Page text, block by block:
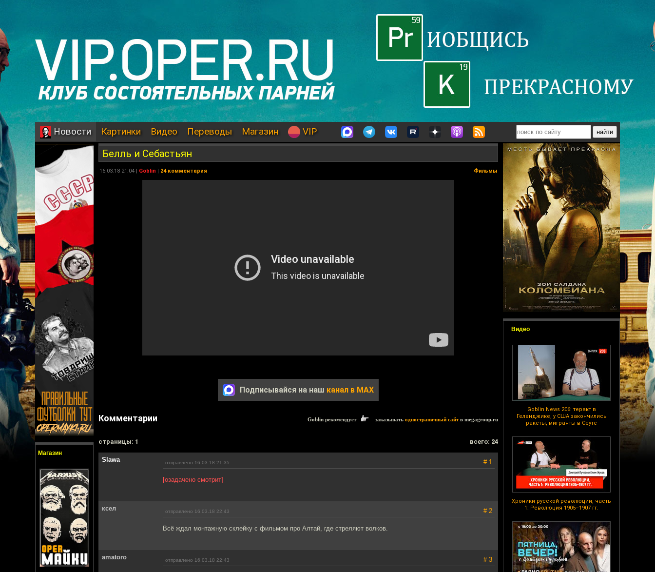
Новости Картинки Видео Переводы Магазин VIP
Магазин
Видео
Goblin News 206: теракт в
Геленджике, у США закончились
ракеты, мигранты в Сеуте
Хроники русской революции, часть
1: Революция 1905–1907 гг.
Белль и Себастьян
16.03.18 21:04 | Goblin | 24 комментария Фильмы
Подписывайся на наш канал в MAX
Комментарии Goblin рекомендует заказывать одностраничный сайтв megagroup.ru
cтраницы: 1 всего: 24
Slawa отправлено 16.03.18 21:35 # 1
[озадачено смотрит]
ксел отправлено 16.03.18 22:43 # 2
Всё ждал монтажную склейку с фильмом про Алтай, где стреляют волков.
amatoro отправлено 16.03.18 22:43 # 3